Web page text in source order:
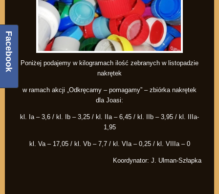
Poniżej podajemy w kilogramach ilość zebranych w listopadzie
nakrętek
w ramach akcji „Odkręcamy – pomagamy” – zbiórka nakrętek
dla Joasi:
kl. Ia – 3,6 / kl. Ib – 3,25 / kl. IIa – 6,45 / kl. IIb – 3,95 / kl. IIIa-
1,95
kl. Va – 17,05 / kl. Vb – 7,7 / kl. VIa – 0,25 / kl. VIIIa – 0
Koordynator: J. Ulman-Szłapka
Facebook